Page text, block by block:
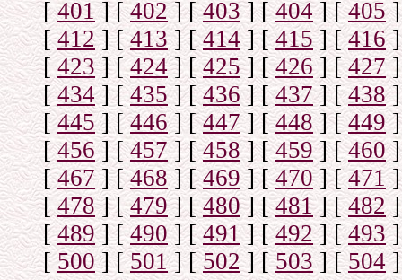
[401] [402] [403] [404] [405]
[412] [413] [414] [415] [416]
[423] [424] [425] [426] [427]
[434] [435] [ 436] [437] [438]
[445] [446] [447] [448] [449]
[456] [457] [458] [459] [460]
[467] [468] [469] [470] [471]
[478] [479] [480] [481] [482]
[489] [490] [491] [492] [493]
[500] [501] [502] [503] [504]